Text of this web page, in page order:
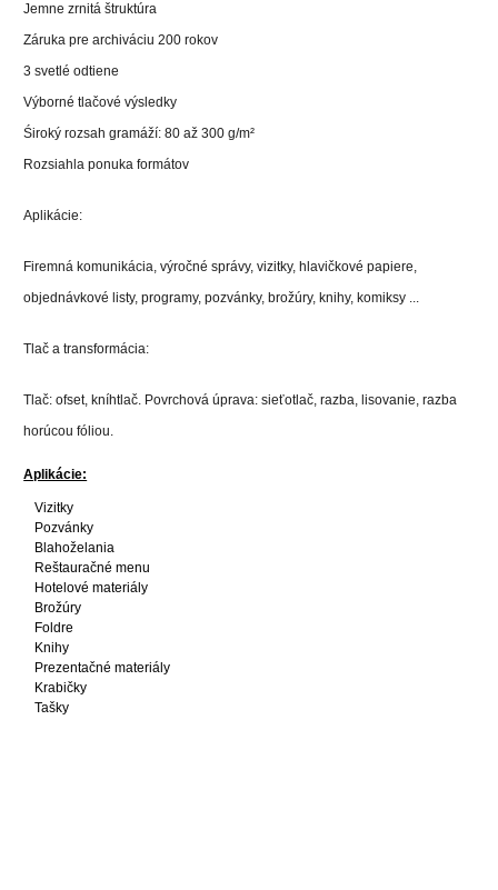
Jemne zrnitá štruktúra
Záruka pre archiváciu 200 rokov
3 svetlé odtiene
Výborné tlačové výsledky
Śiroký rozsah gramáží: 80 až 300 g/m²
Rozsiahla ponuka formátov
Aplikácie:
Firemná komunikácia, výročné správy, vizitky, hlavičkové papiere,
objednávkové listy, programy, pozvánky, brožúry, knihy, komiksy ...
Tlač a transformácia:
Tlač: ofset, kníhtlač. Povrchová úprava: sieťotlač, razba, lisovanie, razba
horúcou fóliou.
Aplikácie:
Vizitky
Pozvánky
Blahoželania
Reštauračné menu
Hotelové materiály
Brožúry
Foldre
Knihy
Prezentačné materiály
Krabičky
Tašky